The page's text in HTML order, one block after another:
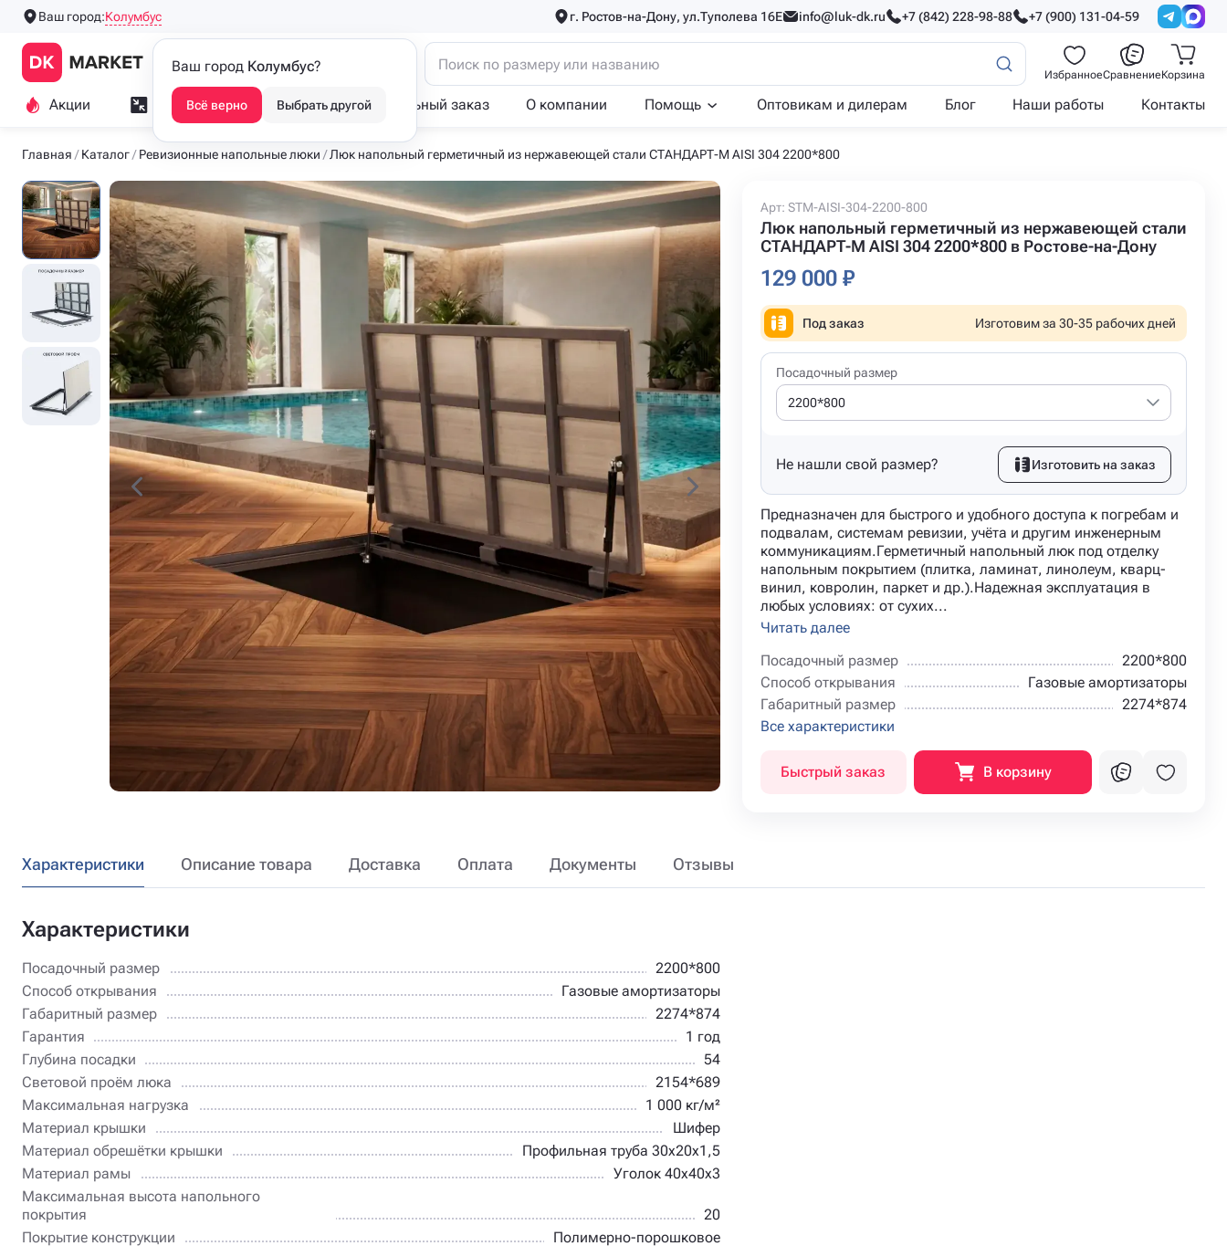
Ваш город:Колумбус г. Ростов-на-Дону, ул.Туполева 16Е info@luk-dk.ru +7 (842) 228-98-88 +7 (900) 131-04-59
люки с 2016 года
ИзбранноеСравнениеКорзина
Акции Замер и монтаж Индивидуальный заказ О компании Помощь Оптовикам и дилерам Блог Наши работы Контакты
Главная Каталог Ревизионные напольные люки Люк напольный герметичный из нержавеющей стали СТАНДАРТ-М AISI 304 2200*800
Арт: STM-AISI-304-2200-800
Люк напольный герметичный из нержавеющей стали
СТАНДАРТ-М AISI 304 2200*800 в Ростове-на-Дону
129 000 ₽
Под заказ Изготовим за 30-35 рабочих дней
Посадочный размер
2200*800
Не нашли свой размер? Изготовить на заказ
Предназначен для быстрого и удобного доступа к погребам и
подвалам, системам ревизии, учёта и другим инженерным
коммуникациям.Герметичный напольный люк под отделку
напольным покрытием (плитка, ламинат, линолеум, кварц-
винил, ковролин, паркет и др.).Надежная эксплуатация в
любых условиях: от сухих...
Читать далее
Посадочный размер
2200*800
Способ открывания
Газовые амортизаторы
Габаритный размер
2274*874
Все характеристики
Быстрый заказ В корзину
Характеристики Описание товара Доставка Оплата Документы Отзывы
Характеристики
Посадочный размер
2200*800
Способ открывания
Газовые амортизаторы
Габаритный размер
2274*874
Гарантия
1 год
Глубина посадки
54
Световой проём люка
2154*689
Максимальная нагрузка
1 000 кг/м²
Материал крышки
Шифер
Материал обрешётки крышки
Профильная труба 30х20х1,5
Материал рамы
Уголок 40х40х3
Максимальная высота напольного
покрытия
20
Покрытие конструкции
Полимерно-порошковое
Ваш город Колумбус?
Всё верно Выбрать другой